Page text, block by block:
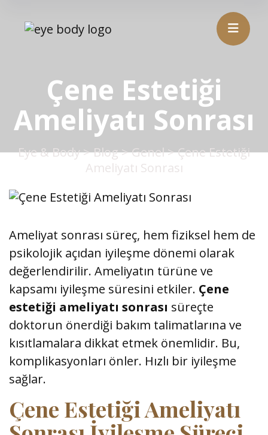
Çene Estetiği
Ameliyatı Sonrası
Eye & Body>Blog>Genel>Çene Estetiği
Ameliyatı Sonrası
Ameliyat sonrası süreç, hem fiziksel hem de
psikolojik açıdan iyileşme dönemi olarak
değerlendirilir. Ameliyatın türüne ve
kapsamı iyileşme süresini etkiler. Çene
estetiği ameliyatı sonrası süreçte
doktorun önerdiği bakım talimatlarına ve
kısıtlamalara dikkat etmek önemlidir. Bu,
komplikasyonları önler. Hızlı bir iyileşme
sağlar.
Çene Estetiği Ameliyatı